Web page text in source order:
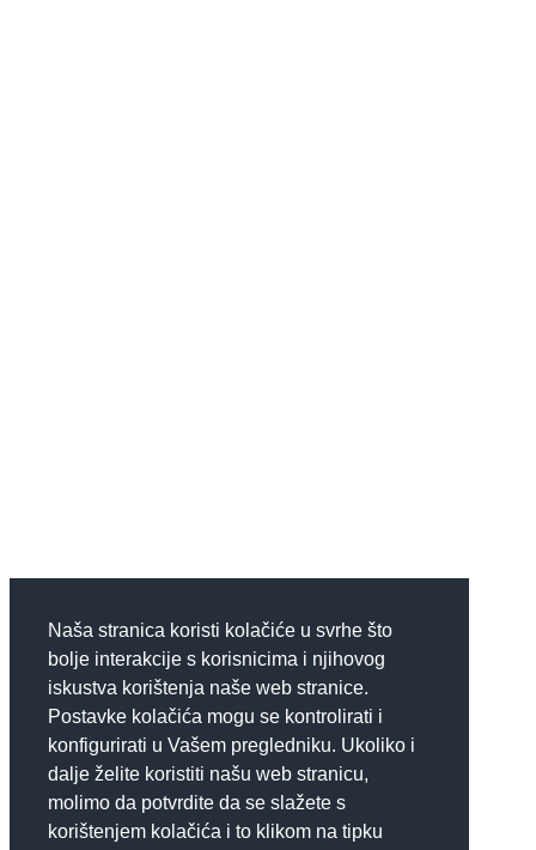
Naša stranica koristi kolačiće u svrhe što
bolje interakcije s korisnicima i njihovog
iskustva korištenja naše web stranice.
Postavke kolačića mogu se kontrolirati i
konfigurirati u Vašem pregledniku. Ukoliko i
dalje želite koristiti našu web stranicu,
molimo da potvrdite da se slažete s
korištenjem kolačića i to klikom na tipku